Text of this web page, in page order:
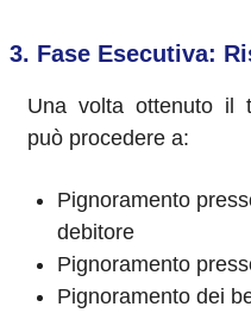
3. Fase Esecutiva:
Una volta ottenuto il
può procedere a:
Pignoramento
debitore
Pignoramento
Pignoramento dei